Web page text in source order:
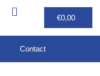
€0,00
Contact